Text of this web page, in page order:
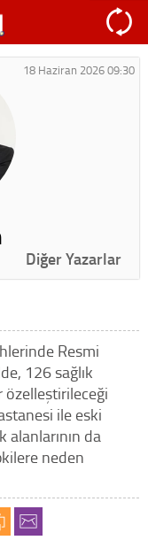
18 Haziran 2026 09:30
Diğer Yazarlar
Resmi
126 sağlık
özelleştirileceği
ile eski
alanlarının da
neden